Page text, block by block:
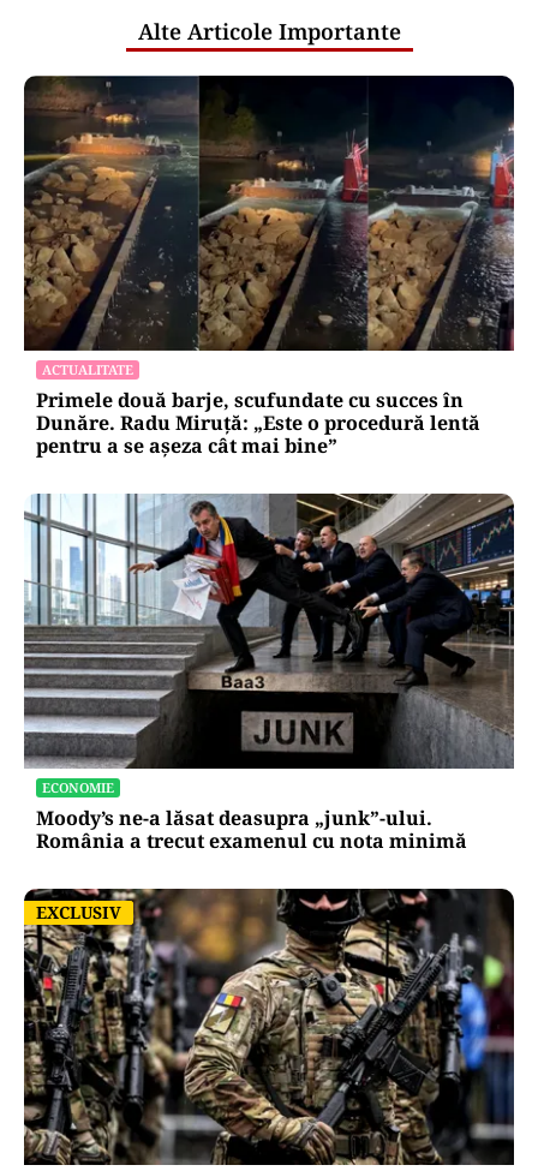
Alte Articole Importante
ACTUALITATE
Primele două barje, scufundate cu succes în
Dunăre. Radu Miruță: „Este o procedură lentă
pentru a se așeza cât mai bine”
ECONOMIE
Moody’s ne-a lăsat deasupra „junk”-ului.
România a trecut examenul cu nota minimă
EXCLUSIV
EXCLUSIV